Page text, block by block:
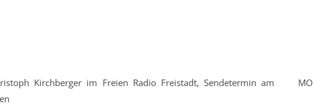
Kirchberger im Freien Radio Freistadt, Sendetermin am MO